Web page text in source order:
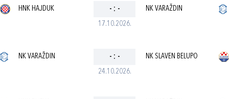
17.10.2026.
HNK HAJDUK - : - NK VARAŽDIN
24.10.2026.
NK VARAŽDIN - : - NK SLAVEN BELUPO